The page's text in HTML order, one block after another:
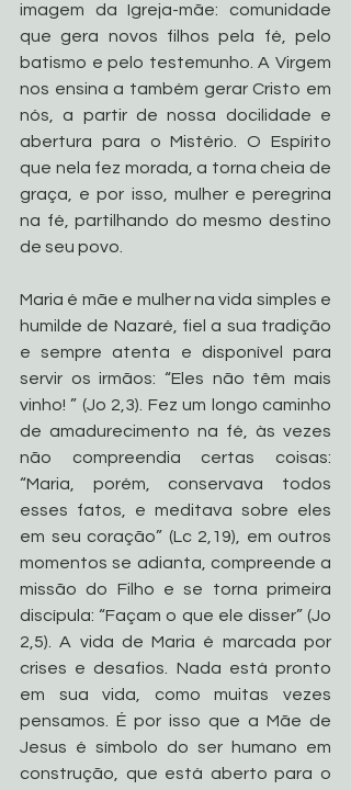
imagem da Igreja-mãe: comunidade
que gera novos filhos pela fé, pelo
batismo e pelo testemunho. A Virgem
nos ensina a também gerar Cristo em
nós, a partir de nossa docilidade e
abertura para o Mistério. O Espírito
que nela fez morada, a torna cheia de
graça, e por isso, mulher e peregrina
na fé, partilhando do mesmo destino
de seu povo.
Maria é mãe e mulher na vida simples e
humilde de Nazaré, fiel a sua tradição
e sempre atenta e disponível para
servir os irmãos: “Eles não têm mais
vinho! ” (Jo 2,3). Fez um longo caminho
de amadurecimento na fé, às vezes
não compreendia certas coisas:
“Maria, porém, conservava todos
esses fatos, e meditava sobre eles
em seu coração” (Lc 2,19), em outros
momentos se adianta, compreende a
missão do Filho e se torna primeira
discípula: “Façam o que ele disser” (Jo
2,5). A vida de Maria é marcada por
crises e desafios. Nada está pronto
em sua vida, como muitas vezes
pensamos. É por isso que a Mãe de
Jesus é símbolo do ser humano em
construção, que está aberto para o